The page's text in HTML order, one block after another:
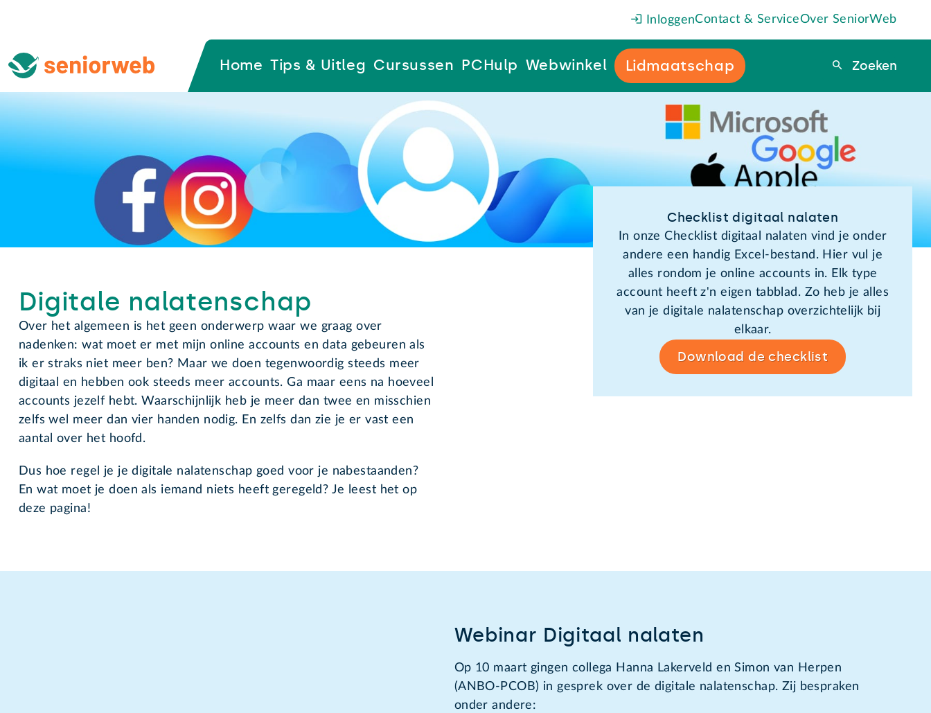
InloggenContact & ServiceOver SeniorWeb
Home Tips & Uitleg Cursussen PCHulp Webwinkel Lidmaatschap Zoeken
Zoeken
Digitale nalatenschap
Over het algemeen is het geen onderwerp waar we graag over
nadenken: wat moet er met mijn online accounts en data gebeuren als
ik er straks niet meer ben? Maar we doen tegenwoordig steeds meer
digitaal en hebben ook steeds meer accounts. Ga maar eens na hoeveel
accounts jezelf hebt. Waarschijnlijk heb je meer dan twee en misschien
zelfs wel meer dan vier handen nodig. En zelfs dan zie je er vast een
aantal over het hoofd.
Dus hoe regel je je digitale nalatenschap goed voor je nabestaanden?
En wat moet je doen als iemand niets heeft geregeld? Je leest het op
deze pagina!
Checklist digitaal nalaten
In onze Checklist digitaal nalaten vind je onder
andere een handig Excel-bestand. Hier vul je
alles rondom je online accounts in. Elk type
account heeft z'n eigen tabblad. Zo heb je alles
van je digitale nalatenschap overzichtelijk bij
elkaar.
Download de checklist
Webinar Digitaal nalaten
Op 10 maart gingen collega Hanna Lakerveld en Simon van Herpen
(ANBO-PCOB) in gesprek over de digitale nalatenschap. Zij bespraken
onder andere: